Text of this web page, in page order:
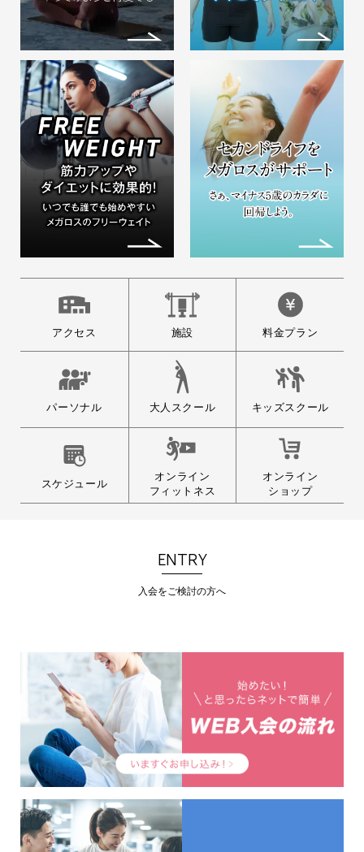
アクセス 施設 料金プラン
パーソナル 大人スクール キッズスクール
スケジュール
オンライン
フィットネス
オンライン
ショップ
ENTRY
入会をご検討の方へ